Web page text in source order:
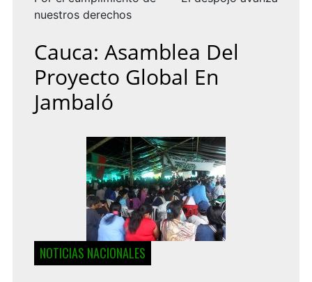
nuestros derechos
Cauca: Asamblea Del
Proyecto Global En
Jambaló
NOTICIAS NACIONALES